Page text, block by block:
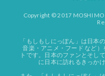
Copyright © 2017 MOSHI
「もしもしにっぽん」は日本
音楽・アニメ・フード など
トです。日本のファンとそし
に日本に訪れるきっか